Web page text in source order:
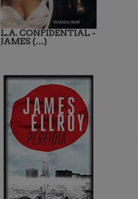
L.A. CONFIDENTIAL -
JAMES (…)